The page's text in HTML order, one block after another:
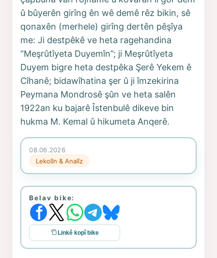
û bûyerên girîng ên wê demê rêz bikin, sê
qonaxên (merhele) girîng dertên pêşîya
me: Ji destpêkê ve heta ragehandina
“Meşrûtîyeta Duyemîn”; ji Meşrûtîyeta
Duyem bigre heta destpêka Şerê Yekem ê
Cîhanê; bidawîhatina şer û ji îmzekirina
Peymana Mondrosê şûn ve heta salên
1922an ku bajarê Îstenbulê dikeve bin
hukma M. Kemal û hikumeta Anqerê.
08.06.2026
Lekolîn & Analîz
Belav bike:
Linkê kopî bike